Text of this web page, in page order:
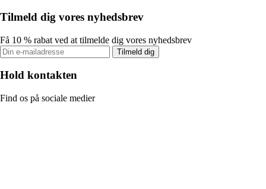
Tilmeld dig vores nyhedsbrev
Få 10 % rabat ved at tilmelde dig vores nyhedsbrev
Tilmeld dig
Hold kontakten
Find os på sociale medier